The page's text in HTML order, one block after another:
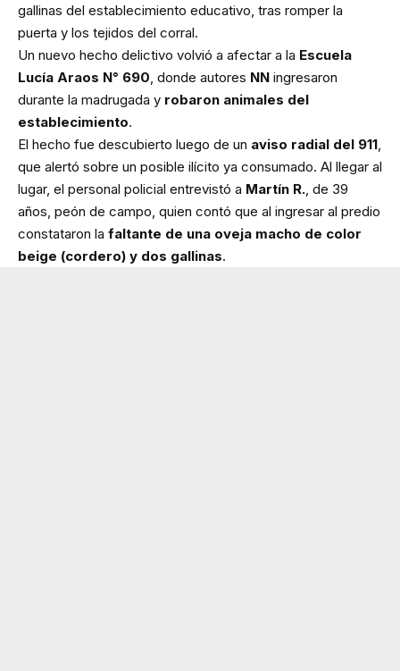
gallinas del establecimiento educativo, tras romper la
puerta y los tejidos del corral.
Un nuevo hecho delictivo volvió a afectar a la Escuela
Lucía Araos N° 690, donde autores NN ingresaron
durante la madrugada y robaron animales del
establecimiento.
El hecho fue descubierto luego de un aviso radial del 911,
que alertó sobre un posible ilícito ya consumado. Al llegar al
lugar, el personal policial entrevistó a Martín R., de 39
años, peón de campo, quien contó que al ingresar al predio
constataron la faltante de una oveja macho de color
beige (cordero) y dos gallinas.